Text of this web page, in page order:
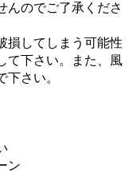
んのでご了承くださ
損してしまう可能性
て下さい。また、風
さい。
ン